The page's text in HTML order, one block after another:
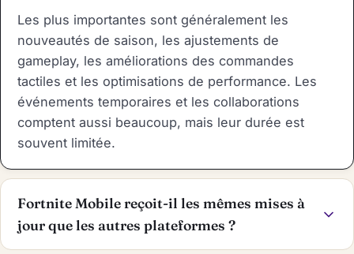
Les plus importantes sont généralement les
nouveautés de saison, les ajustements de
gameplay, les améliorations des commandes
tactiles et les optimisations de performance. Les
événements temporaires et les collaborations
comptent aussi beaucoup, mais leur durée est
souvent limitée.
Fortnite Mobile reçoit-il les mêmes mises à
jour que les autres plateformes ?